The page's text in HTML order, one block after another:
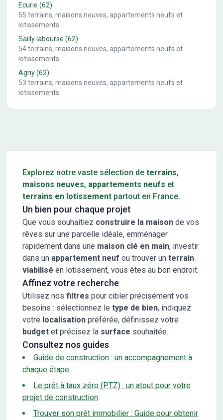
Ecurie (62)
55 terrains, maisons neuves, appartements neufs et
lotissements
Sailly labourse (62)
54terrains, maisons neuves, appartements neufs et
lotissements
Agny(62)
53 terrains, maisons neuves, appartements neufs et
lotissements
Explorez notre vaste sélection de terrains,
maisons neuves, appartements neufs et
terrains en lotissement partout en France.
Un bien pour chaque projet
Que vous souhaitiez construire la maison de vos
rêves sur une parcelle idéale, emménager
rapidement dans une maison clé en main, investir
dans un appartement neuf ou trouver un terrain
viabilisé en lotissement, vous êtes au bon endroit.
Affinez votre recherche
Utilisez nos filtres pour cibler précisément vos
besoins : sélectionnez le type de bien, indiquez
votre localisation préférée, définissez votre
budget et précisez la surface souhaitée.
Consultez nos guides
Guide de construction : un accompagnement à
chaque étape
Le prêt à taux zéro (PTZ) : un atout pour votre
projet de construction
Trouver son prêt immobilier : Guide pour obtenir